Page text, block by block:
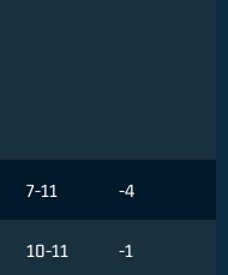
7-11 -4
10-11 -1